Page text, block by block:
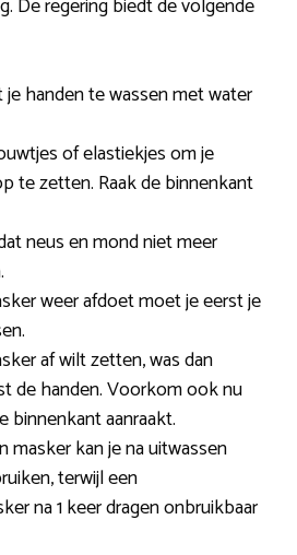
je handen te wassen met water
of elastiekjes om je
te zetten. Raak de binnenkant
neus en mond niet meer
weer afdoet moet je eerst je
af wilt zetten, was dan
de handen. Voorkom ook nu
binnenkant aanraakt.
masker kan je na uitwassen
terwijl een
na 1 keer dragen onbruikbaar